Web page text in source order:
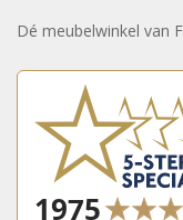
Dé meubelwinkel van